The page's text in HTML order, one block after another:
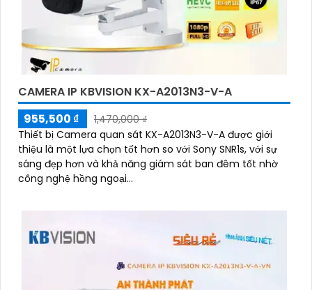
CAMERA IP KBVISION KX-A2013N3-V-A
955,500 ₫
1,470,000 ₫
Thiết bị Camera quan sát KX-A2013N3-V-A được giới
thiệu là một lựa chọn tốt hơn so với Sony SNR1s, với sự
sáng đẹp hơn và khả năng giám sát ban đêm tốt nhờ
công nghệ hồng ngoại...